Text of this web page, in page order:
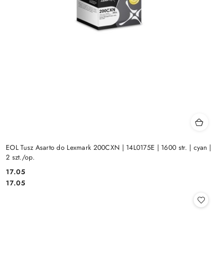
EOL Tusz Asarto do Lexmark 200CXN | 14L0175E | 1600 str. | cyan |
2 szt./op.
Cena:
17.05
Cena:
17.05